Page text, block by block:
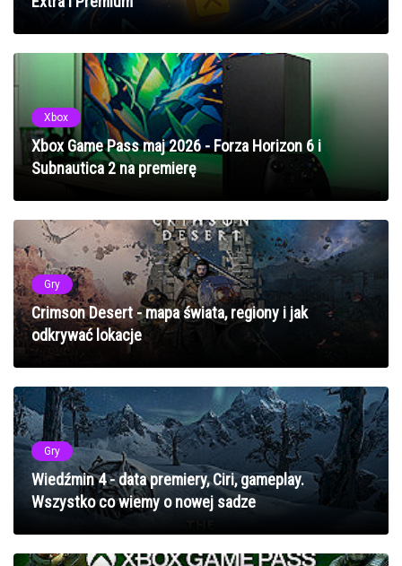
Xbox
Xbox Game Pass maj 2026 - Forza Horizon 6 i
Subnautica 2 na premierę
Gry
Crimson Desert - mapa świata, regiony i jak
odkrywać lokacje
Gry
Wiedźmin 4 - data premiery, Ciri, gameplay.
Wszystko co wiemy o nowej sadze